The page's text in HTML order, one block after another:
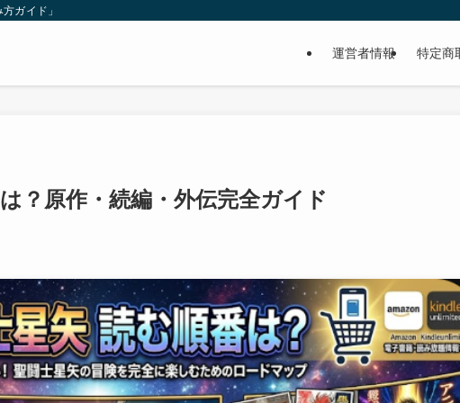
ガイド」
運営者情報 特定商
？原作・続編・外伝完全ガイド